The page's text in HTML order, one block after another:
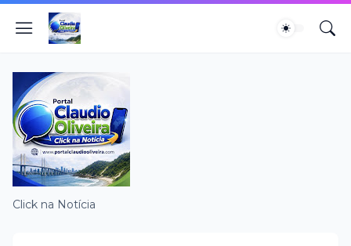
Click na Notícia